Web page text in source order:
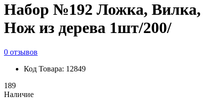
Набор №192 Ложка, Вилка,
Нож из дерева 1шт/200/
0 отзывов
Код Товара: 12849
189
Наличие